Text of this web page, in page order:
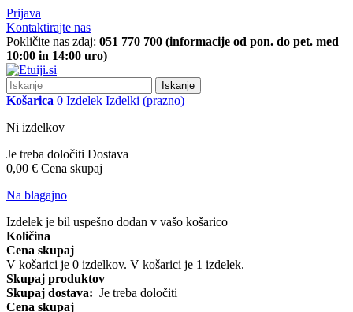
Prijava
Kontaktirajte nas
Pokličite nas zdaj: 051 770 700 (informacije od pon. do pet. med
10:00 in 14:00 uro)
Iskanje
Košarica 0 Izdelek Izdelki (prazno)
Ni izdelkov
Je treba določiti Dostava
0,00 € Cena skupaj
Na blagajno
Izdelek je bil uspešno dodan v vašo košarico
Količina
Cena skupaj
V košarici je 0 izdelkov. V košarici je 1 izdelek.
Skupaj produktov
Skupaj dostava: Je treba določiti
Cena skupaj